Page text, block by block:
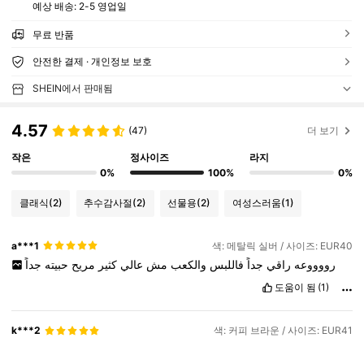
예상 배송: 2-5 영업일
무료 반품
안전한 결제 · 개인정보 보호
SHEIN에서 판매됨
4.57 (47) 더 보기
작은
0%
정사이즈
100%
라지
0%
클래식(2) 추수감사절(2) 선물용(2) 여성스러움(1)
a***1 색: 메탈릭 실버 / 사이즈: EUR40
رووووعه راقي جداً فاللبس والكعب مش عاليكثير مريح حبيته جداً
도움이 됨 (1)
k***2 색: 커피 브라운 / 사이즈: EUR41